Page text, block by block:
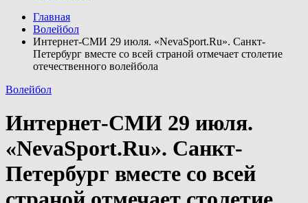
Главная
Волейбол
Интернет-СМИ 29 июля. «NevaSport.Ru». Санкт-
Петербург вместе со всей страной отмечает столетие
отечественного волейбола
Волейбол
Интернет-СМИ 29 июля.
«NevaSport.Ru». Санкт-
Петербург вместе со всей